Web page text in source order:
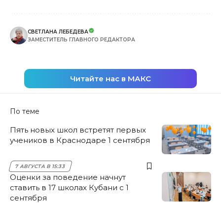
СВЕТЛАНА ЛЕБЕДЕВА
ЗАМЕСТИТЕЛЬ ГЛАВНОГО РЕДАКТОРА
Читайте нас в МАКС
По теме
Пять новых школ встретят первых
учеников в Краснодаре 1 сентября
7 АВГУСТА В 15:33
Оценки за поведение начнут
ставить в 17 школах Кубани с 1
сентября